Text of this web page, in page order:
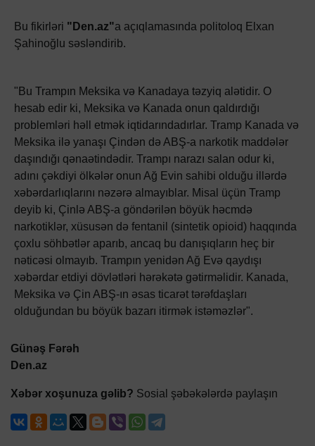
Bu fikirləri "Den.az"a açıqlamasında politoloq Elxan
Şahinoğlu səsləndirib.
"Bu Trampın Meksika və Kanadaya təzyiq alətidir. O
hesab edir ki, Meksika və Kanada onun qaldırdığı
problemləri həll etmək iqtidarındadırlar. Tramp Kanada və
Meksika ilə yanaşı Çindən də ABŞ-a narkotik maddələr
daşındığı qənaətindədir. Trampı narazı salan odur ki,
adını çəkdiyi ölkələr onun Ağ Evin sahibi olduğu illərdə
xəbərdarlıqlarını nəzərə almayıblar. Misal üçün Tramp
deyib ki, Çinlə ABŞ-a göndərilən böyük həcmdə
narkotiklər, xüsusən də fentanil (sintetik opioid) haqqında
çoxlu söhbətlər aparıb, ancaq bu danışıqların heç bir
nəticəsi olmayıb. Trampın yenidən Ağ Evə qaydışı
xəbərdar etdiyi dövlətləri hərəkətə gətirməlidir. Kanada,
Meksika və Çin ABŞ-ın əsas ticarət tərəfdaşları
olduğundan bu böyük bazarı itirmək istəməzlər".
Günəş Fərəh
Den.az
Xəbər xoşunuza gəlib? Sosial şəbəkələrdə paylaşın